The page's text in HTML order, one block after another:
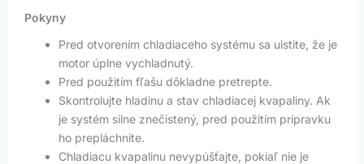
Pokyny
Pred otvorením chladiaceho systému sa uistite, že je
motor úplne vychladnutý.
Pred použitím fľašu dôkladne pretrepte.
Skontrolujte hladinu a stav chladiacej kvapaliny. Ak
je systém silne znečistený, pred použitím prípravku
ho prepláchnite.
Chladiacu kvapalinu nevypúšťajte, pokiaľ nie je